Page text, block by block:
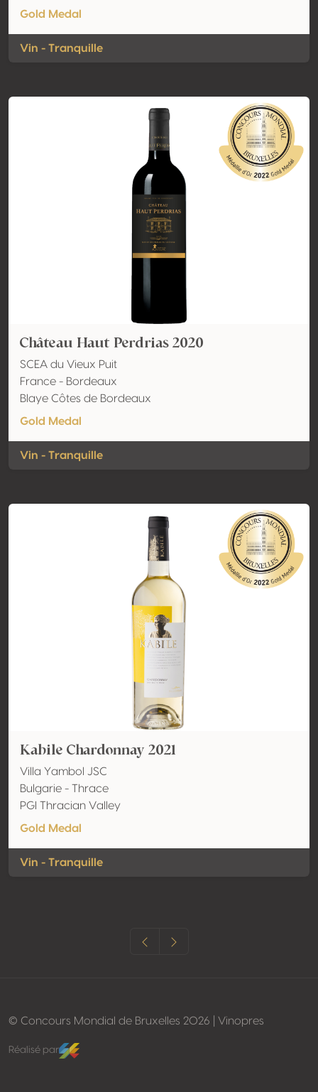
Gold Medal
Vin - Tranquille
Château Haut Perdrias 2020
SCEA du Vieux Puit
France - Bordeaux
Blaye Côtes de Bordeaux
Gold Medal
Vin - Tranquille
Kabile Chardonnay 2021
Villa Yambol JSC
Bulgarie - Thrace
PGI Thracian Valley
Gold Medal
Vin - Tranquille
© Concours Mondial de Bruxelles 2026 | Vinopres
Réalisé par